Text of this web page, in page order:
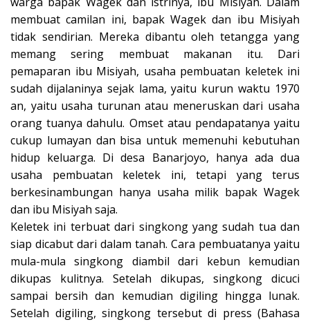
membuat camilan ini, bapak Wagek dan ibu Misiyah
tidak sendirian. Mereka dibantu oleh tetangga yang
memang sering membuat makanan itu. Dari
pemaparan ibu Misiyah, usaha pembuatan keletek ini
sudah dijalaninya sejak lama, yaitu kurun waktu 1970
an, yaitu usaha turunan atau meneruskan dari usaha
orang tuanya dahulu. Omset atau pendapatanya yaitu
cukup lumayan dan bisa untuk memenuhi kebutuhan
hidup keluarga. Di desa Banarjoyo, hanya ada dua
usaha pembuatan keletek ini, tetapi yang terus
berkesinambungan hanya usaha milik bapak Wagek
dan ibu Misiyah saja.
Keletek ini terbuat dari singkong yang sudah tua dan
siap dicabut dari dalam tanah. Cara pembuatanya yaitu
mula-mula singkong diambil dari kebun kemudian
dikupas kulitnya. Setelah dikupas, singkong dicuci
sampai bersih dan kemudian digiling hingga lunak.
Setelah digiling, singkong tersebut di press (Bahasa